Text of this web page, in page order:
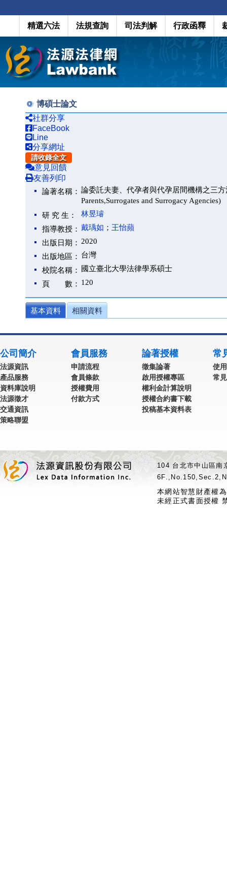
精選六法 法規查詢 司法判解 行政函釋
博碩士論文
社群分享
FaceBook
Line
分享網址
請收錄全文
意見回饋
友善列印
論著名稱： 論委託夫妻、代孕者與代孕居間機構之三方
Parents,Surrogates and Surrogacy Agencies)
研 究 生：
林昱璿
指導教授： 戴瑀如 ； 王怡蘋
出版日期： 2020
出版地區： 台灣
校院名稱：
國立臺北大學法律學系碩士
頁 數： 120
基本資料 相關資料
公司簡介
法源資訊
產品服務
資料庫說明
法源徵才
交通資訊
策略聯盟
會員服務
申請流程
會員條款
授權費用
付款方式
論著授權
徵集論著
啟用授權專區
權利金計算說明
授權合約書下載
投稿基本資料表
常
使
常
104 台北市中山區
本網站智慧財產權
未經正式書面授權